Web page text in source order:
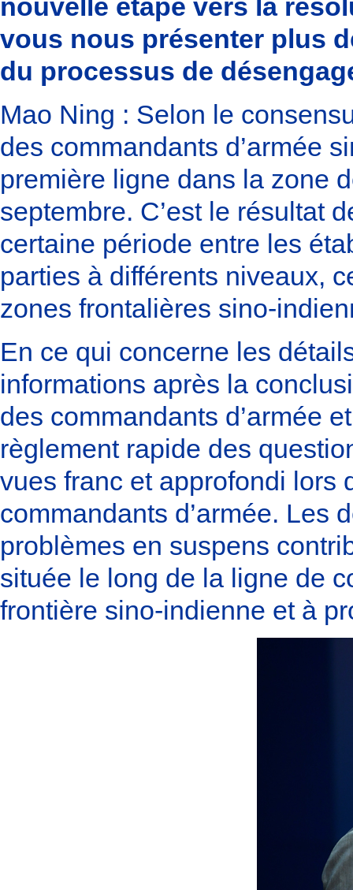
nouvelle étape vers la
vous nous présenter plus
du processus de
Mao Ning : Selon le
des commandants d’armée
première ligne dans la zone
septembre. C’est le résultat
certaine période entre les
parties à différents niveaux,
zones frontalières sino-
En ce qui concerne les
informations après la
des commandants d’armée
règlement rapide des
vues franc et approfondi lors
commandants d’armée. Les
problèmes en suspens
située le long de la ligne de
frontière sino-indienne et à